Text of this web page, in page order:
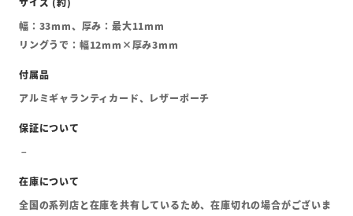
幅：33mm、厚み：最大11mm
リングうで：幅12mm×厚み3mm
アルミギャランティカード、レザーポーチ
全国の系列店と在庫を共有しているため、在庫切れの場合がございま